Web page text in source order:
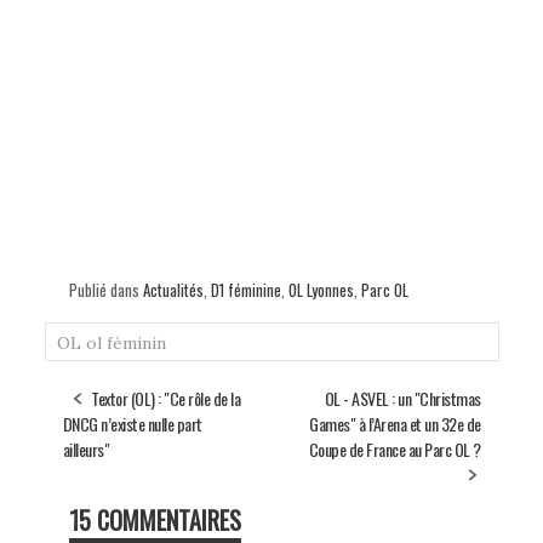
Publié dans Actualités, D1 féminine, OL Lyonnes, Parc OL
OL ol féminin
Textor (OL) : "Ce rôle de la
DNCG n’existe nulle part
ailleurs"
OL - ASVEL : un "Christmas
Games" à l’Arena et un 32e de
Coupe de France au Parc OL ?
15 COMMENTAIRES